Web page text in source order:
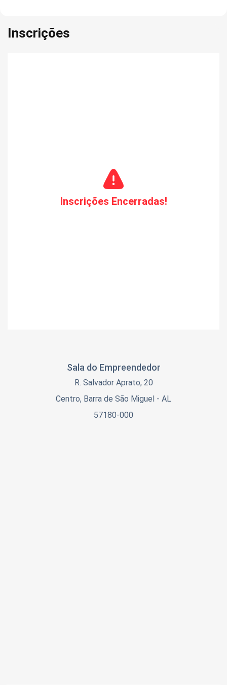
Inscrições
Inscrições Encerradas!
Sala do Empreendedor
R. Salvador Aprato, 20
Centro, Barra de São Miguel - AL
57180-000